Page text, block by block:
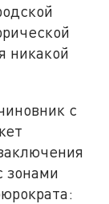
никакой
с
зонами